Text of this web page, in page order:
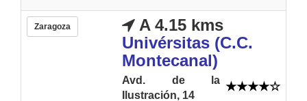
Zaragoza
A 4.15 kms
Univérsitas (C.C.
Montecanal)
Avd. de la
Ilustración, 14